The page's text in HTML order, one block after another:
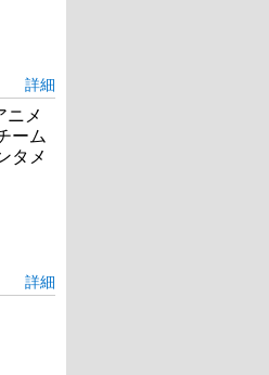
詳細
ニメ
ーム
タメ
詳細